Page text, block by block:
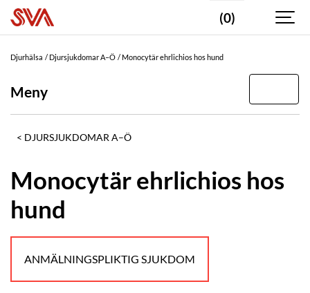
(0)
Djurhälsa Djursjukdomar A–Ö Monocytär ehrlichios hos hund
Meny
DJURSJUKDOMAR A–Ö
Monocytär ehrlichios hos
hund
ANMÄLNINGSPLIKTIG SJUKDOM